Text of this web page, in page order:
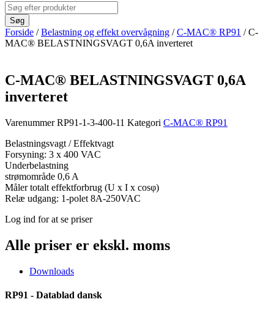
Products
search
Søg
Forside /Belastning og effekt overvågning /C-MAC® RP91 / C-
MAC® BELASTNINGSVAGT 0,6A inverteret
C-MAC® BELASTNINGSVAGT 0,6A
inverteret
VarenummerRP91-1-3-400-11 Kategori C-MAC® RP91
Belastningsvagt / Effektvagt
Forsyning: 3 x 400 VAC
Underbelastning
strømområde 0,6 A
Måler totalt effektforbrug (U x I x cosφ)
Relæ udgang: 1-polet 8A-250VAC
Log ind for at se priser
Alle priser er ekskl. moms
Downloads
RP91 - Datablad dansk